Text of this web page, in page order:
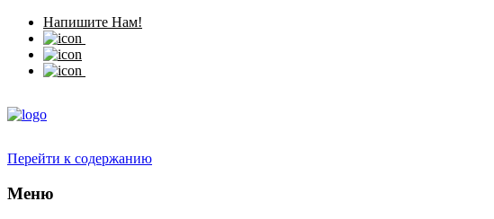
Напишите Нам!
Перейти к содержанию
Меню